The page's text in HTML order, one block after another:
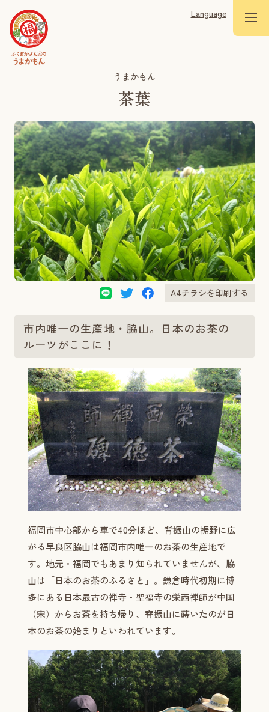
Language
うまかもん
茶葉
A4チラシを印刷する
市内唯一の生産地・脇山。日本のお茶の
ルーツがここに！
福岡市中心部から車で40分ほど、背振山の裾野に広
がる早良区脇山は福岡市内唯一のお茶の生産地で
す。地元・福岡でもあまり知られていませんが、脇
山は「日本のお茶のふるさと」。鎌倉時代初期に博
多にある日本最古の禅寺・聖福寺の栄西禅師が中国
（宋）からお茶を持ち帰り、脊振山に蒔いたのが日
本のお茶の始まりといわれています。